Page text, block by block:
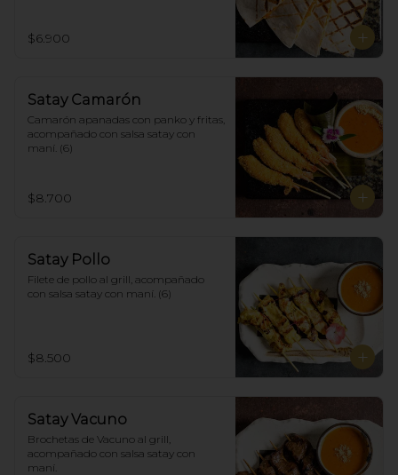
$6.900
Satay Camarón
Camarón apanadas con panko y fritas,
acompañado con salsa satay con
maní. (6)
$8.700
Satay Pollo
Filete de pollo al grill, acompañado
con salsa satay con maní. (6)
$8.500
Satay Vacuno
Brochetas de Vacuno al grill,
acompañado con salsa satay con
maní.